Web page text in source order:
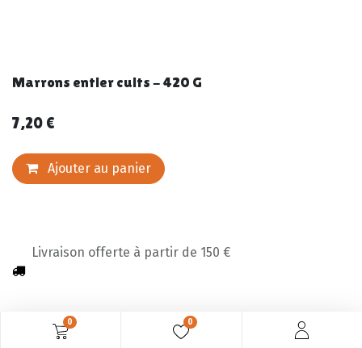
0 0
Marrons entier cuits - 420 G
7,20 €
Ajouter au panier
Livraison offerte à partir de 150 €